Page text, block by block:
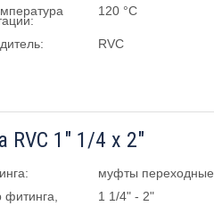
120 °C
RVC
RVC 1" 1/4 х 2"
муфты переходные
1 1/4" - 2"